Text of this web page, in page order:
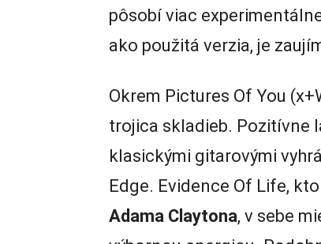
pôsobí viac
ako použitá verzia, je
Okrem Pictures Of You
trojica skladieb. Pozitívne
klasickými gitarovými
Edge. Evidence Of Life,
Adama Claytona, v sebe